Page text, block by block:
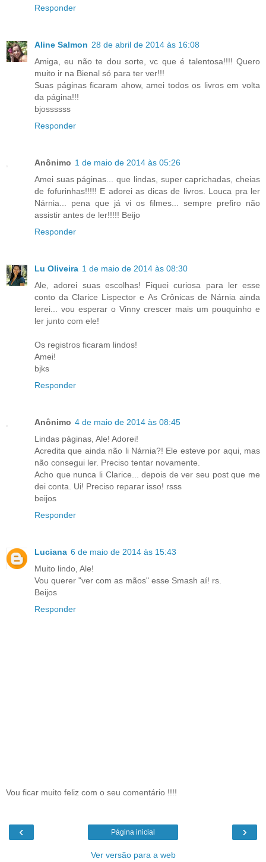
Responder
Aline Salmon 28 de abril de 2014 às 16:08
Amiga, eu não te dou sorte, vc que é talentosa!!!! Quero
muito ir na Bienal só para ter ver!!!
Suas páginas ficaram ahow, amei todos os livros em volta
da página!!!
bjossssss
Responder
Anônimo 1 de maio de 2014 às 05:26
Amei suas páginas... que lindas, super caprichadas, cheias
de fofurinhas!!!!! E adorei as dicas de livros. Louca pra ler
Nárnia... pena que já vi os filmes... sempre prefiro não
assistir antes de ler!!!!! Beijo
Responder
Lu Oliveira 1 de maio de 2014 às 08:30
Ale, adorei suas escolhas! Fiquei curiosa para ler esse
conto da Clarice Lispector e As Crônicas de Nárnia ainda
lerei... vou esperar o Vinny crescer mais um pouquinho e
ler junto com ele!
Os registros ficaram lindos!
Amei!
bjks
Responder
Anônimo 4 de maio de 2014 às 08:45
Lindas páginas, Ale! Adorei!
Acredita que ainda não li Nárnia?! Ele esteve por aqui, mas
não consegui ler. Preciso tentar novamente.
Acho que nunca li Clarice... depois de ver seu post que me
dei conta. Ui! Preciso reparar isso! rsss
beijos
Responder
Luciana 6 de maio de 2014 às 15:43
Muito lindo, Ale!
Vou querer "ver com as mãos" esse Smash aí! rs.
Beijos
Responder
Vou ficar muito feliz com o seu comentário !!!!
‹ ›
Página inicial
Ver versão para a web